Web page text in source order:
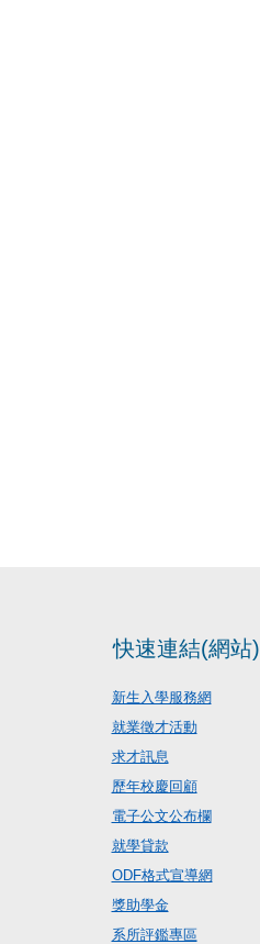
快速連結(網站)
新生入學服務網
就業徵才活動
求才訊息
歷年校慶回顧
電子公文公布欄
就學貸款
ODF格式宣導網
獎助學金
系所評鑑專區